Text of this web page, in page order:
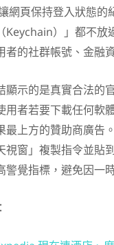
網頁保持登入狀態的
Keychain）」都不
者的社群帳號、金融
顯示的是真實合法的
用者若要下載任何軟
最上方的贊助商廣告
視窗」複製指令並貼
警覺指標，避免因一